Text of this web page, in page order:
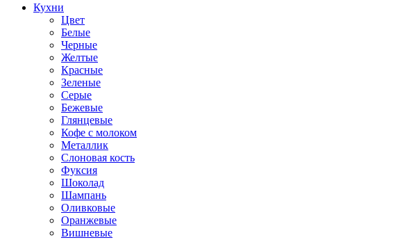
Кухни
Цвет
Белые
Черные
Желтые
Красные
Зеленые
Серые
Бежевые
Глянцевые
Кофе с молоком
Металлик
Слоновая кость
Фуксия
Шоколад
Шампань
Оливковые
Оранжевые
Вишневые